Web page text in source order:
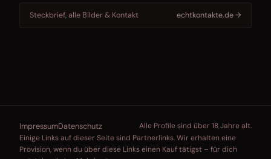
Steckbrief, alle Bilder & Kontakt echtkontakte.de →
ImpressumDatenschutz
Alle Profile sind über 18 Jahre alt.
Einige Links auf dieser Seite sind Partnerlinks. Wir erhalten eine
Provision, wenn du über diese Links einen Kauf tätigst – für dich